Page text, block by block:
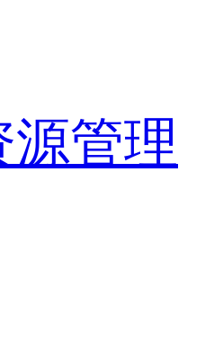
源管理